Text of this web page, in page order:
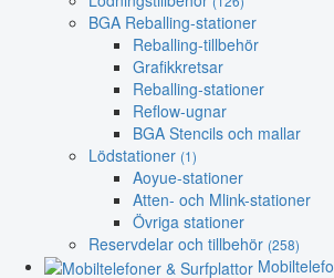
BGA Reballing-stationer
Reballing-tillbehör
Grafikkretsar
Reballing-stationer
Reflow-ugnar
BGA Stencils och mallar
Lödstationer (1)
Aoyue-stationer
Atten- och Mlink-stationer
Övriga stationer
Reservdelar och tillbehör (258)